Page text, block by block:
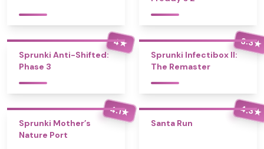
4★
Sprunki Anti-Shifted:
Phase 3
3.3★
Sprunki Infectibox II:
The Remaster
4.1★
Sprunki Mother’s
Nature Port
4.3★
Santa Run